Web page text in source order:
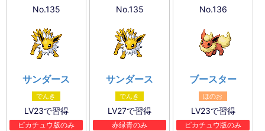
No.135
サンダース
でんき
LV23で習得
ピカチュウ版のみ
No.135
サンダース
でんき
LV27で習得
赤緑青のみ
No.136
ブースター
ほのお
LV23で習得
ピカチュウ版のみ